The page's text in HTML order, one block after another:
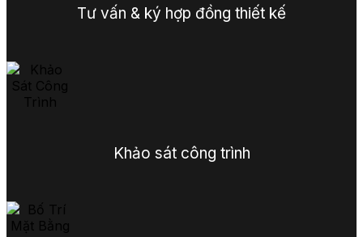
Tư vấn & ký hợp đồng thiết kế
Khảo sát công trình